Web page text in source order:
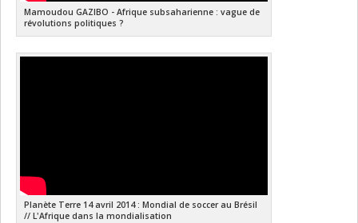
Mamoudou GAZIBO - Afrique subsaharienne : vague de
révolutions politiques ?
Planète Terre 14 avril 2014 : Mondial de soccer au Brésil
// L'Afrique dans la mondialisation